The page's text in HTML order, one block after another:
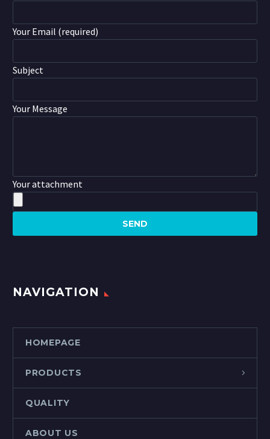
Your Email (required)
Subject
Your Message
Your attachment
NAVIGATION
HOMEPAGE
PRODUCTS
QUALITY
ABOUT US